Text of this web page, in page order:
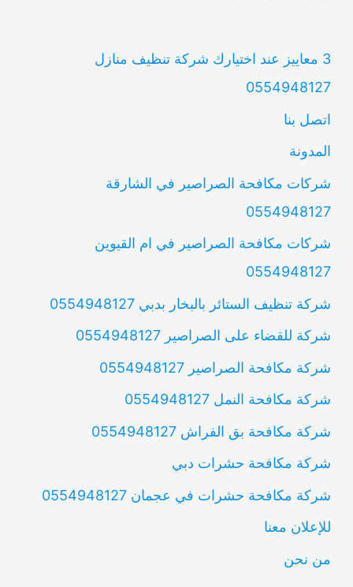
3 معاييز عند اختيارك شركة تنظيف منازل
0554948127
اتصل بنا
المدونة
شركات مكافحة الصراصير في الشارقة
0554948127
شركات مكافحة الصراصير في ام القيوين
0554948127
شركة تنظيف الستائر بالبخار بدبي 0554948127
شركة للقضاء على الصراصير 0554948127
شركة مكافحة الصراصير 0554948127
شركة مكافحة النمل 0554948127
شركة مكافحة بق الفراش 0554948127
شركة مكافحة حشرات دبي
شركة مكافحة حشرات في عجمان 0554948127
للإعلان معنا
من نحن